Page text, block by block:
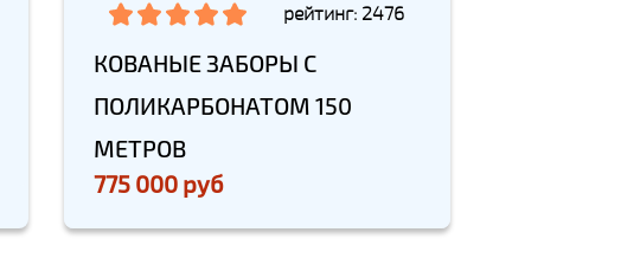
рейтинг: 2476
КОВАНЫЕ ЗАБОРЫ С
ПОЛИКАРБОНАТОМ 150
МЕТРОВ
775 000 руб